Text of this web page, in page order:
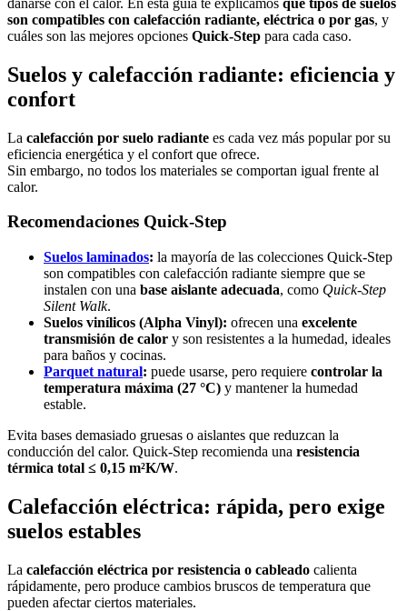
son compatibles con calefacción radiante, eléctrica o por gas, y
cuáles son las mejores opciones Quick-Step para cada caso.
Suelos y calefacción radiante: eficiencia y
confort
La calefacción por suelo radiante es cada vez más popular por su
eficiencia energética y el confort que ofrece.
Sin embargo, no todos los materiales se comportan igual frente al
calor.
Recomendaciones Quick-Step
Suelos laminados: la mayoría de las colecciones Quick-Step
son compatibles con calefacción radiante siempre que se
instalen con una base aislante adecuada, como Quick-Step
Silent Walk.
Suelos vinílicos (Alpha Vinyl): ofrecen una excelente
transmisión de calor y son resistentes a la humedad, ideales
para baños y cocinas.
Parquet natural: puede usarse, pero requiere controlar la
temperatura máxima (27 °C) y mantener la humedad
estable.
Evita bases demasiado gruesas o aislantes que reduzcan la
conducción del calor. Quick-Step recomienda una resistencia
térmica total ≤ 0,15 m²K/W.
Calefacción eléctrica: rápida, pero exige
suelos estables
La calefacción eléctrica por resistencia o cableado calienta
rápidamente, pero produce cambios bruscos de temperatura que
pueden afectar ciertos materiales.